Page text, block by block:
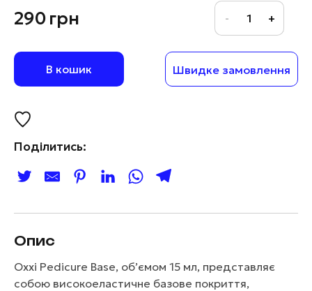
290грн
В кошик Швидке замовлення
Поділитись:
Опис
Oxxi Pedicure Base, об’ємом 15 мл, представляє
собою високоеластичне базове покриття,